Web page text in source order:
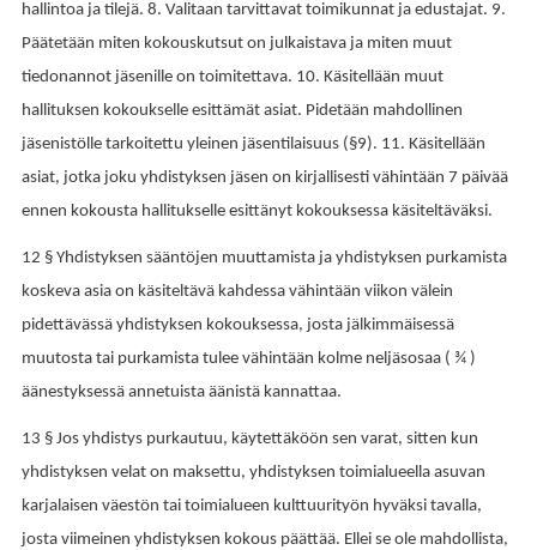
hallintoa ja tilejä. 8. Valitaan tarvittavat toimikunnat ja edustajat. 9.
Päätetään miten kokouskutsut on julkaistava ja miten muut
tiedonannot jäsenille on toimitettava. 10. Käsitellään muut
hallituksen kokoukselle esittämät asiat. Pidetään mahdollinen
jäsenistölle tarkoitettu yleinen jäsentilaisuus (§9). 11. Käsitellään
asiat, jotka joku yhdistyksen jäsen on kirjallisesti vähintään 7 päivää
ennen kokousta hallitukselle esittänyt kokouksessa käsiteltäväksi.
12 § Yhdistyksen sääntöjen muuttamista ja yhdistyksen purkamista
koskeva asia on käsiteltävä kahdessa vähintään viikon välein
pidettävässä yhdistyksen kokouksessa, josta jälkimmäisessä
muutosta tai purkamista tulee vähintään kolme neljäsosaa ( ¾ )
äänestyksessä annetuista äänistä kannattaa.
13 § Jos yhdistys purkautuu, käytettäköön sen varat, sitten kun
yhdistyksen velat on maksettu, yhdistyksen toimialueella asuvan
karjalaisen väestön tai toimialueen kulttuurityön hyväksi tavalla,
josta viimeinen yhdistyksen kokous päättää. Ellei se ole mahdollista,